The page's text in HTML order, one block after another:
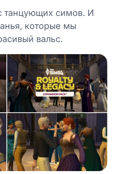
танцующих симов. И
которые мы
вальс.